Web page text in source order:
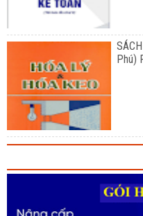
Phú)